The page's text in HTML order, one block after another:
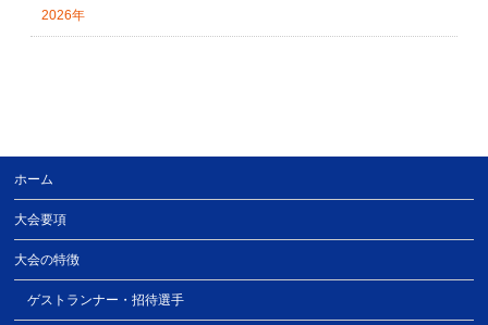
2026年
ホーム
大会要項
大会の特徴
ゲストランナー・招待選手